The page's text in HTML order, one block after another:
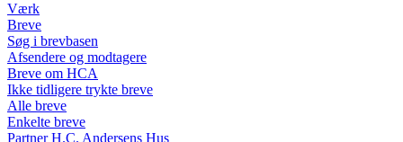
Værk
Breve
Søg i brevbasen
Afsendere og modtagere
Breve om HCA
Ikke tidligere trykte breve
Alle breve
Enkelte breve
Partner H.C. Andersens Hus